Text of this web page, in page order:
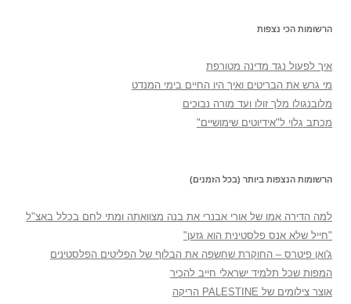
הרשומות הכי נצפות
איך לפעול נגד מדינה מטורפת
מי גרש את הבריטים ואיך היו החיים בימי המנדט
מלובנגולו מלך זולו ועד מורה נבוכים
מכתב גלוי ל"אידיוטים שימושיים"
הרשומות הנצפות ביותר (בכל הזמנים)
למה הדירה אמו של אורי אבנרי את בנה מצוואתה ומתי לחם בכלל באצ"ל
"חייל שלא אנס פלסטינית הוא גזען"
ג'ואן פיטרס – החוקרת שחשפה את הבלוף של הפליטים הפלסטינים
המפות שכל תלמיד ישראלי חייב להכיר
אוצר צילומים של PALESTINE הריקה